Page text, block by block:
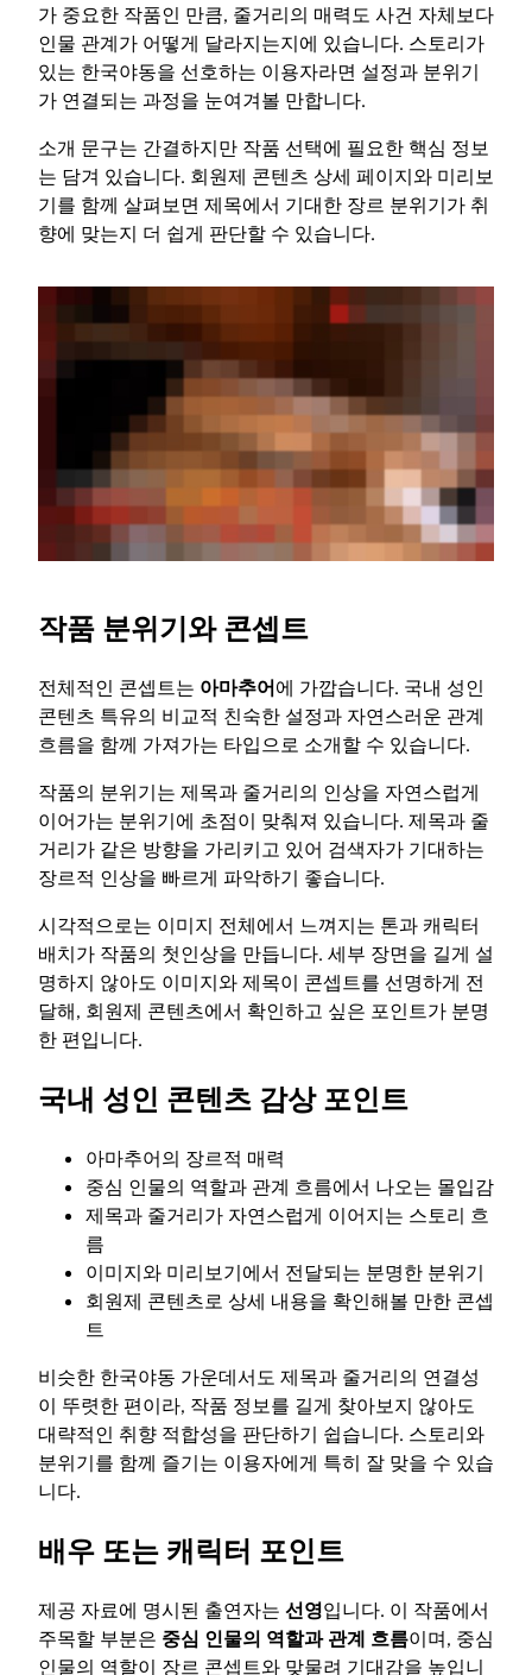
가 중요한 작품인 만큼, 줄거리의 매력도 사건 자체보다
인물 관계가 어떻게 달라지는지에 있습니다. 스토리가
있는 한국야동을 선호하는 이용자라면 설정과 분위기
가 연결되는 과정을 눈여겨볼 만합니다.
소개 문구는 간결하지만 작품 선택에 필요한 핵심 정보
는 담겨 있습니다. 회원제 콘텐츠 상세 페이지와 미리보
기를 함께 살펴보면 제목에서 기대한 장르 분위기가 취
향에 맞는지 더 쉽게 판단할 수 있습니다.
작품 분위기와 콘셉트
전체적인 콘셉트는 아마추어에 가깝습니다. 국내 성인
콘텐츠 특유의 비교적 친숙한 설정과 자연스러운 관계
흐름을 함께 가져가는 타입으로 소개할 수 있습니다.
작품의 분위기는 제목과 줄거리의 인상을 자연스럽게
이어가는 분위기에 초점이 맞춰져 있습니다. 제목과 줄
거리가 같은 방향을 가리키고 있어 검색자가 기대하는
장르적 인상을 빠르게 파악하기 좋습니다.
시각적으로는 이미지 전체에서 느껴지는 톤과 캐릭터
배치가 작품의 첫인상을 만듭니다. 세부 장면을 길게 설
명하지 않아도 이미지와 제목이 콘셉트를 선명하게 전
달해, 회원제 콘텐츠에서 확인하고 싶은 포인트가 분명
한 편입니다.
국내 성인 콘텐츠 감상 포인트
아마추어의 장르적 매력
중심 인물의 역할과 관계 흐름에서 나오는 몰입감
제목과 줄거리가 자연스럽게 이어지는 스토리 흐
름
이미지와 미리보기에서 전달되는 분명한 분위기
회원제 콘텐츠로 상세 내용을 확인해볼 만한 콘셉
트
비슷한 한국야동 가운데서도 제목과 줄거리의 연결성
이 뚜렷한 편이라, 작품 정보를 길게 찾아보지 않아도
대략적인 취향 적합성을 판단하기 쉽습니다. 스토리와
분위기를 함께 즐기는 이용자에게 특히 잘 맞을 수 있습
니다.
배우 또는 캐릭터 포인트
제공 자료에 명시된 출연자는 선영입니다. 이 작품에서
주목할 부분은 중심 인물의 역할과 관계 흐름이며, 중심
인물의 역할이 장르 콘셉트와 맞물려 기대감을 높입니